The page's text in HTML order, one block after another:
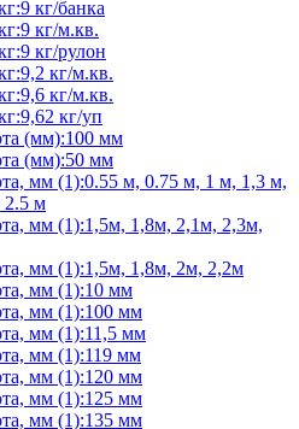
кг/банка
кг/м.кв.
кг/рулон
кг/м.кв.
кг/м.кв.
кг/уп
(мм):100 мм
(мм):50 мм
мм (1):0.55 м, 0.75 м, 1 м, 1,3 м,
2.5 м
мм (1):1,5м, 1,8м, 2,1м, 2,3м,
мм (1):1,5м, 1,8м, 2м, 2,2м
мм (1):10 мм
мм (1):100 мм
мм (1):11,5 мм
мм (1):119 мм
мм (1):120 мм
мм (1):125 мм
мм (1):135 мм